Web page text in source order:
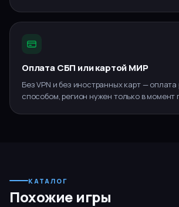
Оплата СБП или картой МИР
Без VPN и без иностранных карт —
способом, регион нужен только в момент
КАТАЛОГ
Похожие игры